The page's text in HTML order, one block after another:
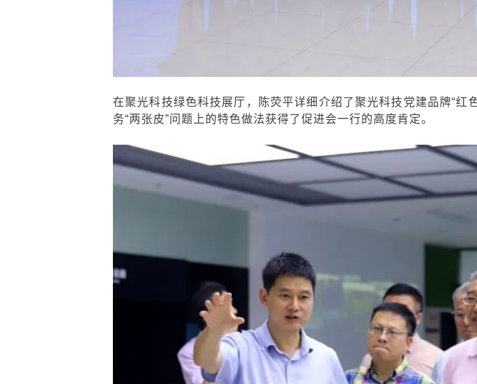
在聚光科技绿色科技展厅，陈荧平详细介绍了聚光科技党建品牌“红
务“两张皮”问题上的特色做法获得了促进会一行的高度肯定。